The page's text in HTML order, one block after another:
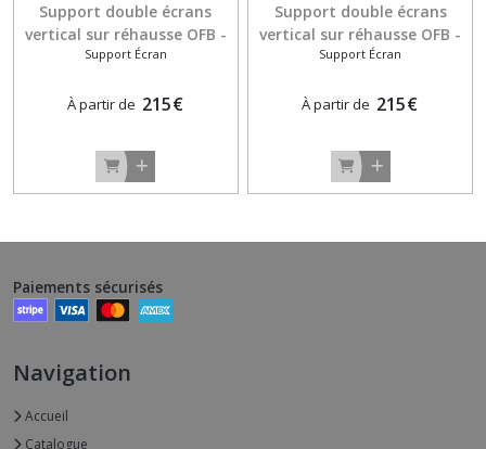
Support double écrans
vertical sur réhausse OFB -
GARMIN Echomap Ultra
Support Écran
À partir de 215€
Support double écrans
vertical sur réhausse OFB -
HUMMINBIRD Helix
Support Écran
À partir de 215€
Paiements sécurisés
Navigation
Accueil
Catalogue